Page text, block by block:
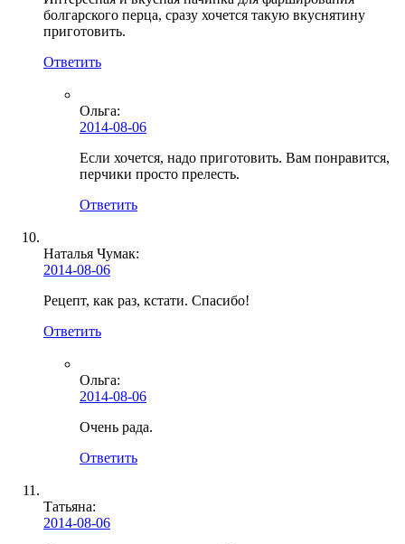
болгарского перца, сразу хочется такую вкуснятину
приготовить.
Ответить
Ольга:
2014-08-06
Если хочется, надо приготовить. Вам понравится,
перчики просто прелесть.
Ответить
Наталья Чумак:
2014-08-06
Рецепт, как раз, кстати. Спасибо!
Ответить
Ольга:
2014-08-06
Очень рада.
Ответить
Татьяна:
2014-08-06